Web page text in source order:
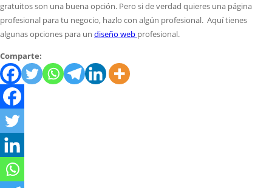
gratuitos son una buena opción. Pero si de verdad quieres una página
profesional para tu negocio, hazlo con algún profesional. Aquí tienes
algunas opciones para un diseño web profesional.
Comparte: